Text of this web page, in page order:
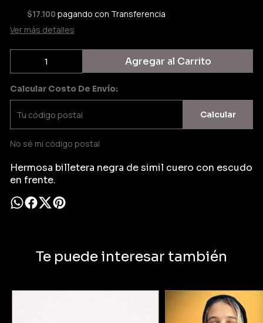
$17.100 pagando con Transferencia
Ver más detalles
Agregar al Carrito
Calcular Costo De Envío:
Calcular
No sé mi código postal
Hermosa billetera negra de simil cuero con escudo
en frente.
Te puede interesar también